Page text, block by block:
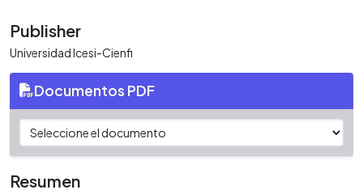
Publisher
Universidad Icesi-Cienfi
Documentos PDF
Resumen